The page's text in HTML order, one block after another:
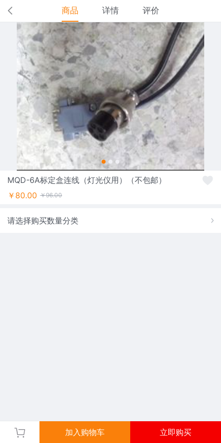
商品 详情 评价
MQD-6A标定盒连线（灯光仪用）（不包邮）
￥80.00 ￥96.00
请选择购买数量分类
加入购物车 立即购买